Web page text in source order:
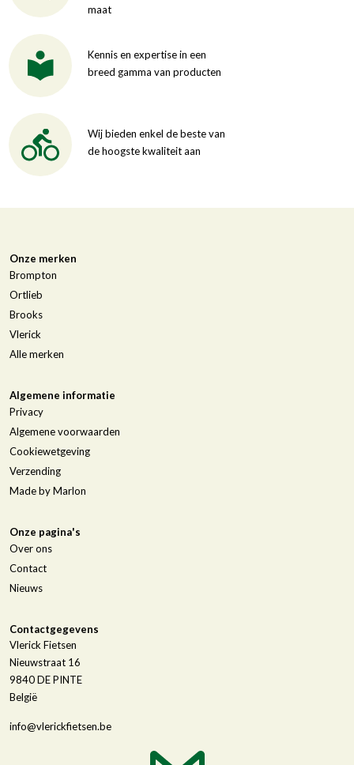
maat
Kennis en expertise in een
breed gamma van producten
Wij bieden enkel de beste van
de hoogste kwaliteit aan
Onze merken
Brompton
Ortlieb
Brooks
Vlerick
Alle merken
Algemene informatie
Privacy
Algemene voorwaarden
Cookiewetgeving
Verzending
Made by Marlon
Onze pagina's
Over ons
Contact
Nieuws
Contactgegevens
Vlerick Fietsen
Nieuwstraat 16
9840DE PINTE
België
info@vlerickfietsen.be